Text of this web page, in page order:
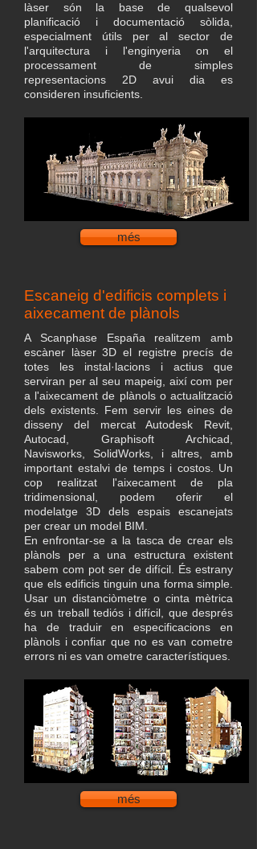
làser són la base de qualsevol
planificació i documentació sòlida,
especialment útils per al sector de
l'arquitectura i l'enginyeria on el
processament de simples
representacions 2D avui dia es
consideren insuficients.
més
Escaneig d'edificis complets i
aixecament de plànols
A Scanphase España realitzem amb
escàner làser 3D el registre precís de
totes les instal·lacions i actius que
serviran per al seu mapeig, així com per
a l'aixecament de plànols o actualització
dels existents. Fem servir les eines de
disseny del mercat Autodesk Revit,
Autocad, Graphisoft Archicad,
Navisworks, SolidWorks, i altres, amb
important estalvi de temps i costos. Un
cop realitzat l'aixecament de pla
tridimensional, podem oferir el
modelatge 3D dels espais escanejats
per crear un model BIM.
En enfrontar-se a la tasca de crear els
plànols per a una estructura existent
sabem com pot ser de difícil. És estrany
que els edificis tinguin una forma simple.
Usar un distanciòmetre o cinta mètrica
és un treball tediós i difícil, que després
ha de traduir en especificacions en
plànols i confiar que no es van cometre
errors ni es van ometre característiques.
més